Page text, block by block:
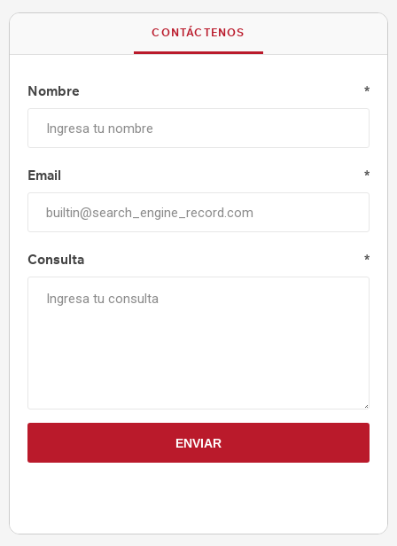
CONTÁCTENOS
Nombre *
Email *
Consulta *